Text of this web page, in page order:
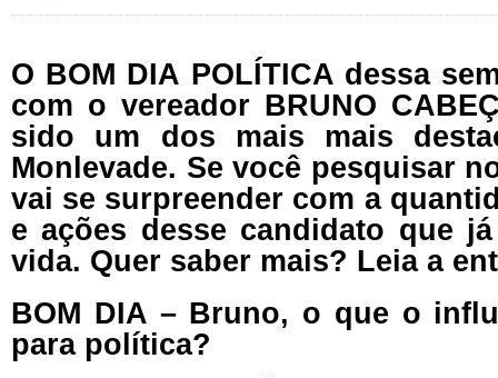
O BOM DIA POLÍTICA dessa
com o vereador BRUNO
sido um dos mais mais
Monlevade. Se você pesquisar
vai se surpreender com a
e ações desse candidato que
vida. Quer saber mais? Leia a
BOM DIA – Bruno, o que o
para política?